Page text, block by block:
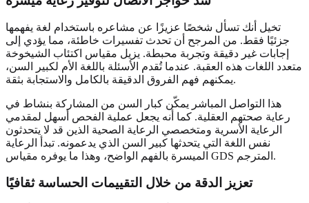
تخيل أنك تسأل شخصًا عزيزًا عن مشاعره باستخدام لغة يفهمها
جزئيًا فقط. من المرجح أن تحدث تفسيرات خاطئة، مما يؤدي إلى
إجابات غير دقيقة وتجربة محبطة. يزيل مقياس اكتئاب الشيخوخة
متعدد اللغات هذه العقبة. عندما تُقدم الأسئلة باللغة الأم لكبير السن،
يمكنهم فهم الفروق الدقيقة بالكامل والاستجابة بثقة.
هذا التواصل المباشر يمكّن كبار السن من المشاركة بنشاط في
رعاية صحتهم العقلية. كما أنه يجعل عملية الفحص أسهل لمقدمي
الرعاية الأسرية ومتخصصي الرعاية الصحية الذين قد لا يتحدثون
نفس اللغة التي يتحدثها كبير السن الذي يدعمونه. تبدأ الرعاية
الميسرة بالفهم الواضح، وهذا ما يوفره مقياس GDS المترجم.
تعزيز الدقة من خلال التقييمات الحساسة ثقافيًا